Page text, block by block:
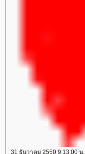
31 ธันวาคม 2550 9:13:00 น.